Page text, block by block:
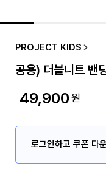
PROJECT KIDS
공용) 더블니트 밴
49,900원
로그인하고 쿠폰 다